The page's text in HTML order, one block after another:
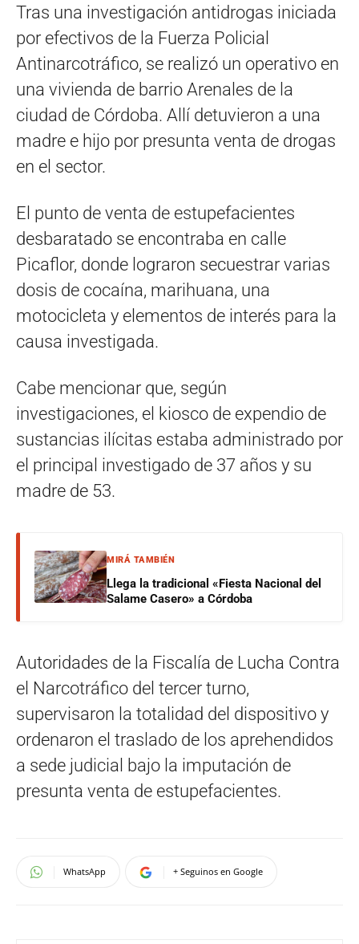
Tras una investigación antidrogas iniciada
por efectivos de la Fuerza Policial
Antinarcotráfico, se realizó un operativo en
una vivienda de barrio Arenales de la
ciudad de Córdoba. Allí detuvieron a una
madre e hijo por presunta venta de drogas
en el sector.
El punto de venta de estupefacientes
desbaratado se encontraba en calle
Picaflor, donde lograron secuestrar varias
dosis de cocaína, marihuana, una
motocicleta y elementos de interés para la
causa investigada.
Cabe mencionar que, según
investigaciones, el kiosco de expendio de
sustancias ilícitas estaba administrado por
el principal investigado de 37 años y su
madre de 53.
MIRÁ TAMBIÉN
Llega la tradicional «Fiesta Nacional del
Salame Casero» a Córdoba
Autoridades de la Fiscalía de Lucha Contra
el Narcotráfico del tercer turno,
supervisaron la totalidad del dispositivo y
ordenaron el traslado de los aprehendidos
a sede judicial bajo la imputación de
presunta venta de estupefacientes.
WhatsApp + Seguinos en Google